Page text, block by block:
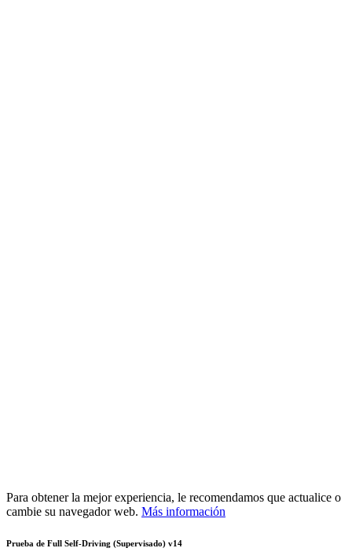
Para obtener la mejor experiencia, le recomendamos que actualice o
cambie su navegador web. Más información
Prueba de Full Self-Driving (Supervisado) v14